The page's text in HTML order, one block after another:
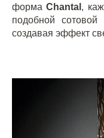
формаChantal ,
подобной сотовой
создавая эффект